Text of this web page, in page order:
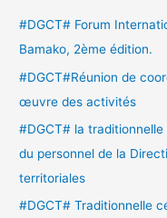
r
:
#DGCT# Forum
Bamako, 2ème édition.
#DGCT#Réunion de
œuvre des activités
#DGCT# la
du personnel de la
territoriales
#DGCT# Traditionnelle